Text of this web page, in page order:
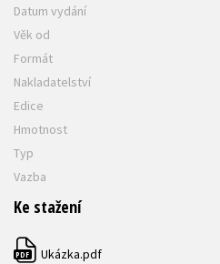
Datum vydání
Věk od
Formát
Nakladatelství
Edice
Hmotnost
Typ
Vazba
Ke stažení
PDF Ukázka.pdf